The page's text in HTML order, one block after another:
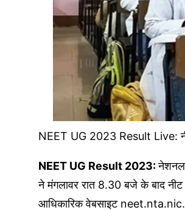
NEET UG 2023 Result Live:
NEET UG Result 2023:नेशनल
ने मंगलावर रात 8.30 बजे के बाद नीट
आधिकारिक वेबसाइट